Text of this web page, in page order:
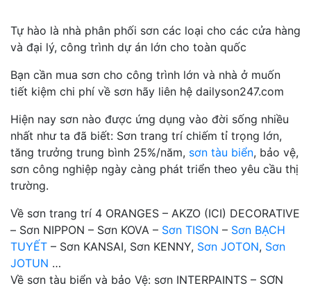
Tự hào là nhà phân phối sơn các loại cho các cửa hàng
và đại lý, công trình dự án lớn cho toàn quốc
Bạn cần mua sơn cho công trình lớn và nhà ở muốn
tiết kiệm chi phí về sơn hãy liên hệ dailyson247.com
Hiện nay sơn nào được ứng dụng vào đời sống nhiều
nhất như ta đã biết: Sơn trang trí chiếm tỉ trọng lớn,
tăng trưởng trung bình 25%/năm, sơn tàu biển, bảo vệ,
sơn công nghiệp ngày càng phát triển theo yêu cầu thị
trường.
Về sơn trang trí 4 ORANGES – AKZO (ICI) DECORATIVE
– Sơn NIPPON – Sơn KOVA – Sơn TISON – Sơn BẠCH
TUYẾT – Sơn KANSAI, Sơn KENNY, Sơn JOTON, Sơn
JOTUN …
Về sơn tàu biển và bảo Vệ: sơn INTERPAINTS – SƠN